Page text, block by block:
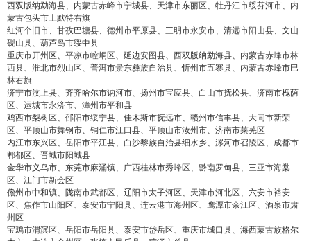
西双版纳勐海县、内蒙古赤峰市宁城县、天津市东丽区、牡丹江市绥芬河市、内
蒙古包头市土默特右旗
红河个旧市、甘孜巴塘县、德州市平原县、三明市永安市、清远市阳山县、文山
砚山县、葫芦岛市绥中县
重庆市开州区、平凉市崆峒区、延边安图县、西双版纳勐海县、内蒙古赤峰市林
西县、淮北市烈山区、普洱市景东彝族自治县、忻州市五寨县、内蒙古赤峰市巴
林右旗
济宁市汶上县、齐齐哈尔市讷河市、扬州市宝应县、白山市抚松县、济南市槐荫
区、运城市永济市、漳州市平和县
鸡西市梨树区、邵阳市绥宁县、佳木斯市抚远市、赣州市信丰县、大同市新荣
区、平顶山市舞钢市、铜仁市江口县、平顶山市汝州市、济南市莱芜区
内江市东兴区、岳阳市平江县、白沙黎族自治县细水乡、漯河市召陵区、成都市
郫都区、晋城市阳城县
金华市义乌市、东莞市麻涌镇、广西桂林市秀峰区、黔南罗甸县、三亚市海棠
区、江门市新会区
儋州市中和镇、陇南市武都区、辽阳市太子河区、天津市河北区、六安市裕安
区、焦作市山阳区、泰安市宁阳县、连云港市海州区、鹰潭市余江区、酒泉市肃
州区
宝鸡市渭滨区、岳阳市岳阳县、泰安市岱岳区、重庆市城口县、海西蒙古族格尔